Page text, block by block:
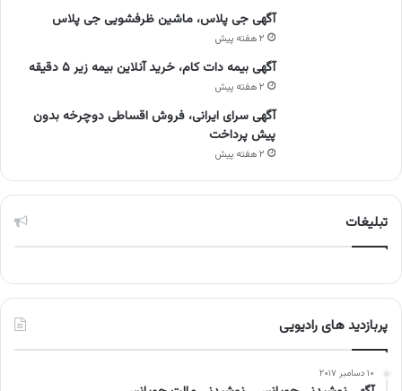
آگهی جی پلاس، ماشین ظرفشویی جی پلاس
۲ هفته پیش
آگهی بیمه دات کام، خرید آنلاین بیمه زیر ۵ دقیقه
۲ هفته پیش
آگهی سرای ایرانی، فروش اقساطی دوچرخه بدون
پیش پرداخت
۲ هفته پیش
تبلیغات
پربازدید های رادیویی
۱۰ دسامبر ۲۰۱۷